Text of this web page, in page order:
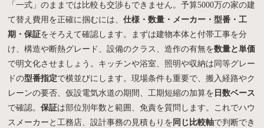
「一式」のままでは比較も交渉もできません。予算5000万の家の建
て替え費用を正確に掴むには、仕様・数量・メーカー・型番・工
期・保証をそろえて確認します。まずは建物本体と付帯工事を分
け、構造や断熱グレード、設備のクラス、造作の有無を数量と単価
で明文化させましょう。キッチンや浴室、照明や収納は同等グレー
ドの型番指定で横並びにします。現場条件も重要で、搬入経路やク
レーンの要否、仮設電気水道の期間、工期短縮の加算を 日数ベース
で確認。保証は部位別年数と範囲、免責を質問します。これでハウ
スメーカーと工務店、設計事務の見積もりを 同じ比較軸で判断でき